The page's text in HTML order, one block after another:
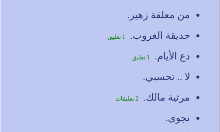
من معلقة زهير.
حديقة الغروب.
1 تعليق
دع الأيام. 1 تعليق
لا .. تحسبي.
مرثية مالك.
2 تعليقات
نجوى.